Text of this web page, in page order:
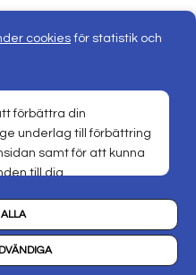
cookies för statistik och
förbättra din
underlag till förbättring
samt för att kunna
till dig.
i botten på sidan.